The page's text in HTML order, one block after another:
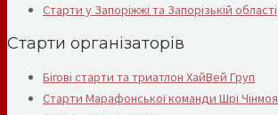
Старти у Запоріжжі та Запорізькій області
Старти організаторів
Бігові старти та триатлон ХайВей Груп
Старти Марафонської команди Шрі Чінмоя